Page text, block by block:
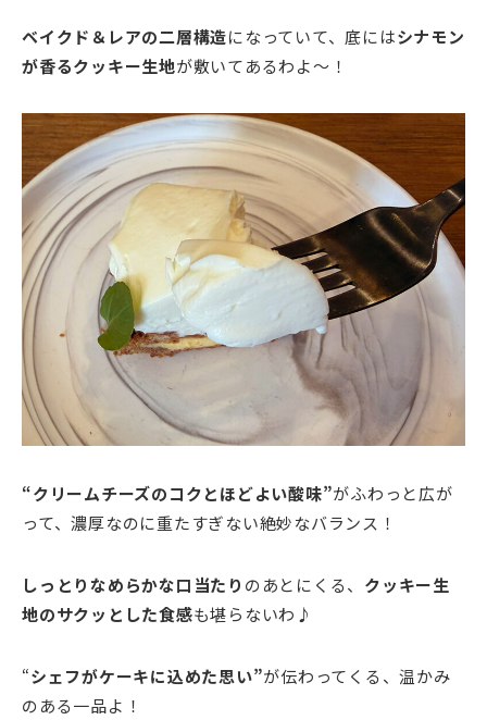
ベイクド＆レアの二層構造になっていて、底にはシナモン
が香るクッキー生地が敷いてあるわよ～！
“クリームチーズのコクとほどよい酸味”がふわっと広が
って、濃厚なのに重たすぎない絶妙なバランス！
しっとりなめらかな口当たり のあとにくる、 クッキー生
地のサクッとした食感も堪らないわ♪
“シェフがケーキに込めた思い”が伝わってくる、温かみ
のある一品よ！